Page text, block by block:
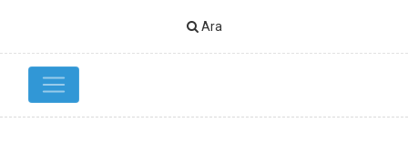
Ara